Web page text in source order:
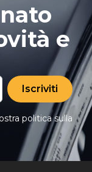
e
Iscriviti
politica sulla